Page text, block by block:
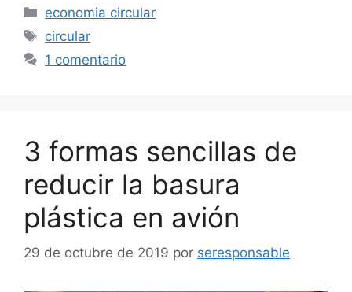
Categorías
economia circular
Etiquetas
circular
1 comentario
3 formas sencillas de
reducir la basura
plástica en avión
29 de octubre de 2019 por seresponsable